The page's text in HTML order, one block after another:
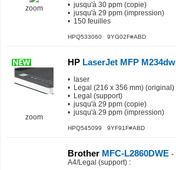
zoom
• jusqu'à 30 ppm (copie)
• jusqu'à 29 ppm (impression)
• 150 feuilles
HPQ533060 9YG02F#ABD
zoom
HP LaserJet MFP M234dw
• laser
• Legal (216 x 356 mm) (original)
• Legal (support)
• jusqu'à 29 ppm (copie)
• jusqu'à 29 ppm (impression)
HPQ545099 9YF91F#ABD
Brother MFC-L2860DWE -
A4/Legal (support) :